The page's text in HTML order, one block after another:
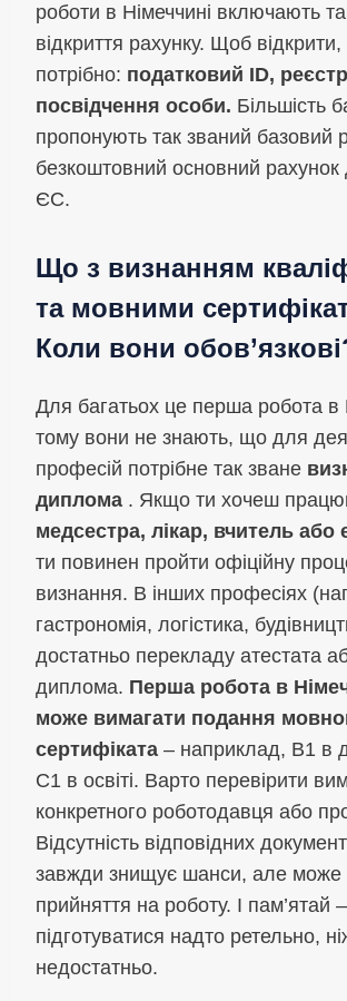
роботи в Німеччині включають
відкриття рахунку. Щоб відкрити,
потрібно: податковий ID,
посвідчення особи. Більшість
пропонують так званий базовий
безкоштовний основний рахунок
ЄС.
Що з визнанням
та мовними
Коли вони
Для багатьох це перша робота в
тому вони не знають, що для
професій потрібне так зване
диплома . Якщо ти хочеш
медсестра, лікар, вчитель або
ти повинен пройти офіційну
визнання. В інших професіях
гастрономія, логістика,
достатньо перекладу атестата
диплома. Перша робота в
може вимагати подання
сертифіката – наприклад, B1 в
C1 в освіті. Варто перевірити
конкретного роботодавця або
Відсутність відповідних
завжди знищує шанси, але може
прийняття на роботу. І пам’ятай
підготуватися надто ретельно,
недостатньо.